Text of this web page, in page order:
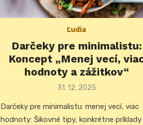
Ľudia
Darčeky pre minimalistu:
Koncept „Menej vecí,
hodnoty a zážitkov“
Posted
31. 12. 2025
Darčeky pre minimalistu: menej vecí, viac
hodnoty: Šikovné tipy, konkrétne príklady